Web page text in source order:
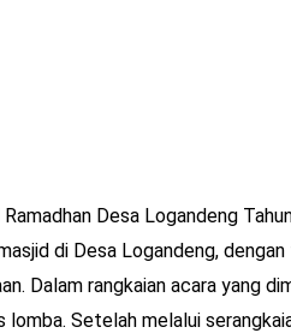
Desa Logandeng
di Desa Logandeng,
Dalam rangkaian acara yang
Setelah melalui